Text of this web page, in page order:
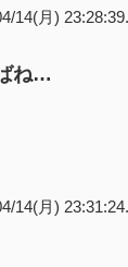
14(月)
ね…
14(月)